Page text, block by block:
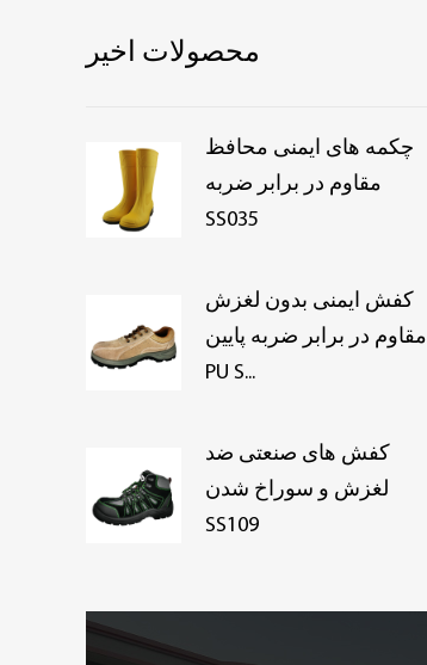
محصولات اخیر
چکمه های ایمنی محافظ
مقاوم در برابر ضربه
SS035
کفش ایمنی بدون لغزش
مقاوم در برابر ضربه پایین
PU S...
کفش های صنعتی ضد
لغزش و سوراخ شدن
SS109